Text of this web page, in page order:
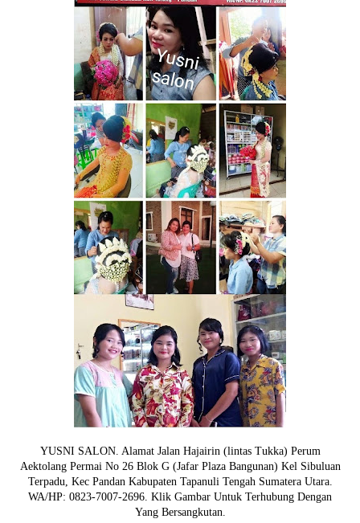
YUSNI SALON. Alamat Jalan Hajairin (lintas Tukka) Perum
Aektolang Permai No 26 Blok G (Jafar Plaza Bangunan) Kel Sibuluan
Terpadu, Kec Pandan Kabupaten Tapanuli Tengah Sumatera Utara.
WA/HP: 0823-7007-2696. Klik Gambar Untuk Terhubung Dengan
Yang Bersangkutan.